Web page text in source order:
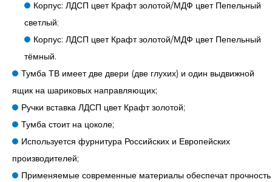
Корпус: ЛДСП цвет Крафт золотой/МДФ цвет Пепельный
светлый;
Корпус: ЛДСП цвет Крафт золотой/МДФ цвет Пепельный
тёмный.
Тумба ТВ имеет две двери (две глухих) и один выдвижной
ящик на шариковых направляющих;
Ручки вставка ЛДСП цвет Крафт золотой;
Тумба стоит на цоколе;
Используется фурнитура Российских и Европейских
производителей;
Применяемые современные материалы обеспечат прочность